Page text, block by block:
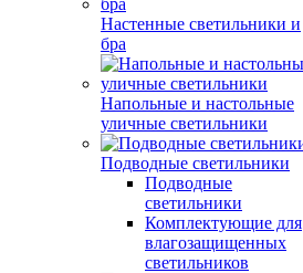
Настенные светильники и
бра
Напольные и настольные
уличные светильники
Подводные светильники
Подводные
светильники
Комплектующие для
влагозащищенных
светильников